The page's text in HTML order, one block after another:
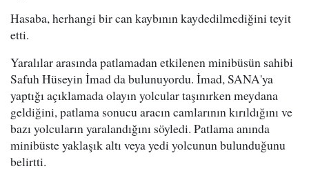
Hasaba, herhangi bir can kaybının kaydedilmediğini teyit
etti.
Yaralılar arasında patlamadan etkilenen minibüsün sahibi
Safuh Hüseyin İmad da bulunuyordu. İmad, SANA'ya
yaptığı açıklamada olayın yolcular taşınırken meydana
geldiğini, patlama sonucu aracın camlarının kırıldığını ve
bazı yolcuların yaralandığını söyledi. Patlama anında
minibüste yaklaşık altı veya yedi yolcunun bulunduğunu
belirtti.